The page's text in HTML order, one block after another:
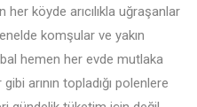
köyde arıcılıkla uğraşanlar
komşular ve yakın
bal hemen her evde mutlaka
arının topladığı polenlere